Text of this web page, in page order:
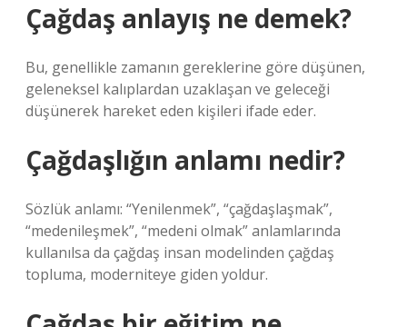
Çağdaş anlayış ne demek?
Bu, genellikle zamanın gereklerine göre düşünen,
geleneksel kalıplardan uzaklaşan ve geleceği
düşünerek hareket eden kişileri ifade eder.
Çağdaşlığın anlamı nedir?
Sözlük anlamı: “Yenilenmek”, “çağdaşlaşmak”,
“medenileşmek”, “medeni olmak” anlamlarında
kullanılsa da çağdaş insan modelinden çağdaş
topluma, moderniteye giden yoldur.